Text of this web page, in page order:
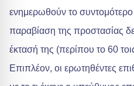
ενημερωθούν το συντομότερο
παραβίαση της προστασίας
έκτασή της (περίπου το 60
Επιπλέον, οι ερωτηθέντες